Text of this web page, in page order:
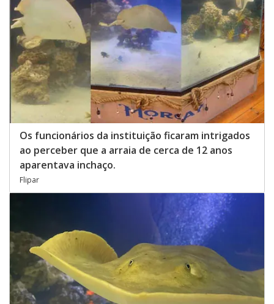
Os funcionários da instituição ficaram intrigados
ao perceber que a arraia de cerca de 12 anos
aparentava inchaço.
Flipar